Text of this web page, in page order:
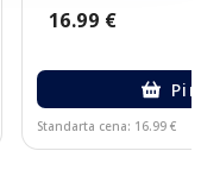
16.99 €
Standarta cena: 16.99 €